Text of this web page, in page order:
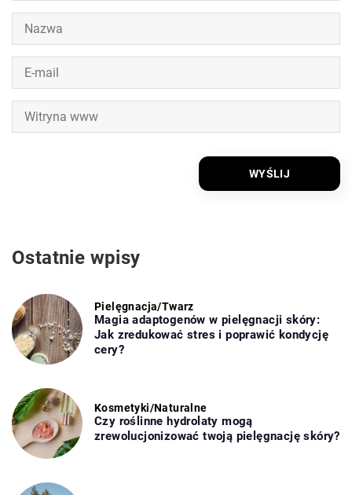
Ostatnie wpisy
Pielęgnacja/Twarz
Magia adaptogenów w pielęgnacji skóry:
Jak zredukować stres i poprawić kondycję
cery?
Kosmetyki/Naturalne
Czy roślinne hydrolaty mogą
zrewolucjonizować twoją pielęgnację skóry?